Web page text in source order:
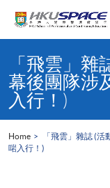
content
start「飛雲」雜
幕後團隊涉
入行！)
Home
「飛雲」雜誌 (
啱入行！)